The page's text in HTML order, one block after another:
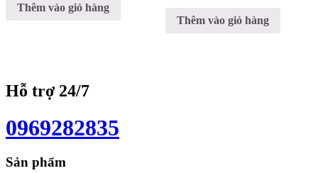
Thêm vào giỏ hàng
Thêm vào giỏ hàng
Hỗ trợ 24/7
0969282835
Sản phẩm